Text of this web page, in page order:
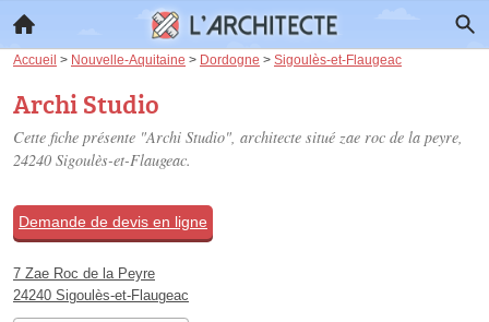
Accueil > Nouvelle-Aquitaine > Dordogne > Sigoulès-et-Flaugeac
Archi Studio
Cette fiche présente "Archi Studio", architecte situé zae roc de la peyre,
24240 Sigoulès-et-Flaugeac.
Demande de devis en ligne
7 Zae Roc de la Peyre
24240 Sigoulès-et-Flaugeac